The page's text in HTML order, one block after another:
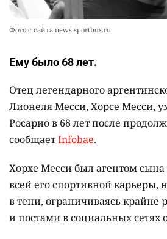
Фото с сайта news.sportbox.ru
Ему было 68 лет.
Отец легендарного
Лионеля Месси, Хорсе Месси,
Росарио в 68 лет после
сообщаетInfobae.
Хорхе Месси был агентом
всей его спортивной карьеры,
в тени, ограничиваясь
и постами в социальных сетях